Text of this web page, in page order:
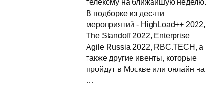
телекому на ближайшую неделю.
В подборке из десяти
мероприятий - HighLoad++ 2022,
The Standoff 2022, Enterprise
Agile Russia 2022, RBC.TECH, а
также другие ивенты, которые
пройдут в Москве или онлайн на
…